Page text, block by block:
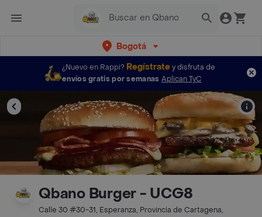
Bogotá
¿Nuevo en Rappi? Regístratey disfruta de
envíos gratis por semanas Aplican TyC
Qbano Burger - UCG8
Calle 30 #30-31, Esperanza, Provincia de Cartagena,